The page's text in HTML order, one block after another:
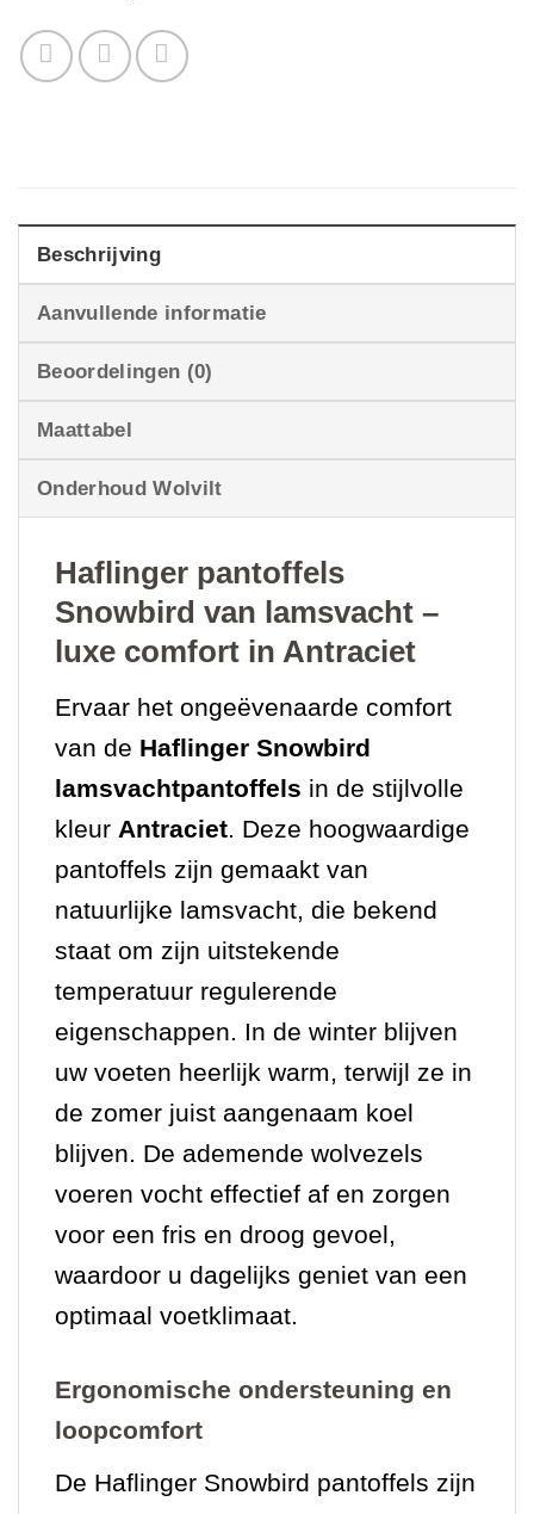
Beschrijving
Aanvullende informatie
Beoordelingen (0)
Maattabel
Onderhoud Wolvilt
Haflinger pantoffels
Snowbird van lamsvacht –
luxe comfort in Antraciet
Ervaar het ongeëvenaarde comfort
van de Haflinger Snowbird
lamsvachtpantoffels in de stijlvolle
kleur Antraciet. Deze hoogwaardige
pantoffels zijn gemaakt van
natuurlijke lamsvacht, die bekend
staat om zijn uitstekende
temperatuur regulerende
eigenschappen. In de winter blijven
uw voeten heerlijk warm, terwijl ze in
de zomer juist aangenaam koel
blijven. De ademende wolvezels
voeren vocht effectief af en zorgen
voor een fris en droog gevoel,
waardoor u dagelijks geniet van een
optimaal voetklimaat.
Ergonomische ondersteuning en
loopcomfort
De Haflinger Snowbird pantoffels zijn